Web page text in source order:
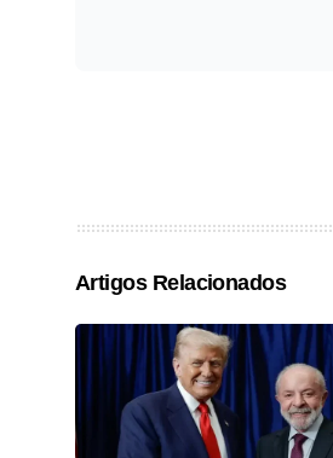
Artigos Relacionados